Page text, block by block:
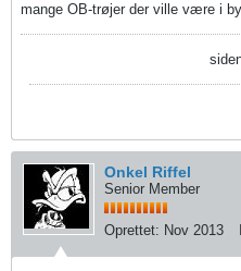
mange OB-trøjer der ville være i
Onkel Riffel
Senior Member
Oprettet: Nov 2013